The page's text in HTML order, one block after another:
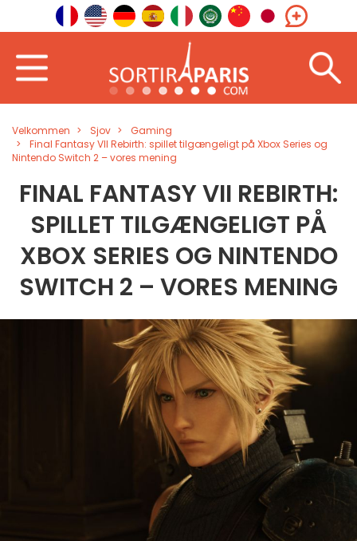
Velkommen Sjov
Gaming
Final Fantasy VII Rebirth: spillet tilgængeligt på Xbox Series og
Nintendo Switch 2 – vores mening
FINAL FANTASY VII REBIRTH:
SPILLET TILGÆNGELIGT PÅ
XBOX SERIES OG NINTENDO
SWITCH 2 – VORES MENING